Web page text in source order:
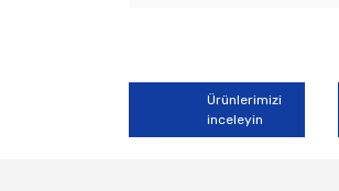
Ürünlerimizi
inceleyin